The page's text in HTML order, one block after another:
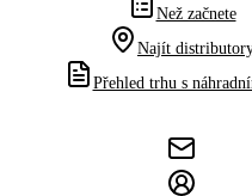
Než začnete
Najít
Přehled trhu s